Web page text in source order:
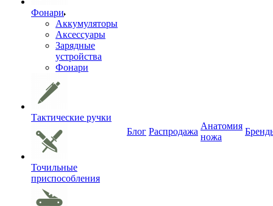
Фонари
Аккумуляторы
Аксессуары
Зарядные
устройства
Фонари
Тактические ручки
Точильные
приспособления
Блог Распродажа
Анатомия
ножа